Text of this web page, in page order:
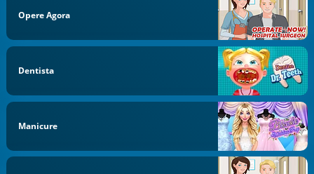
Opere Agora
Dentista
Manicure